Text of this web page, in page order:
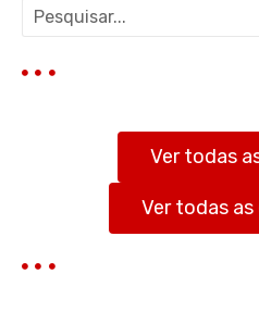
q
Ver todas
Ver todas